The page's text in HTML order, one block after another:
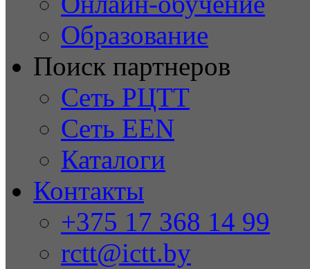
Образование
Поиск партнеров
Сеть РЦТТ
Сеть EEN
Каталоги
Контакты
+375 17 368 14 99
rctt@ictt.by